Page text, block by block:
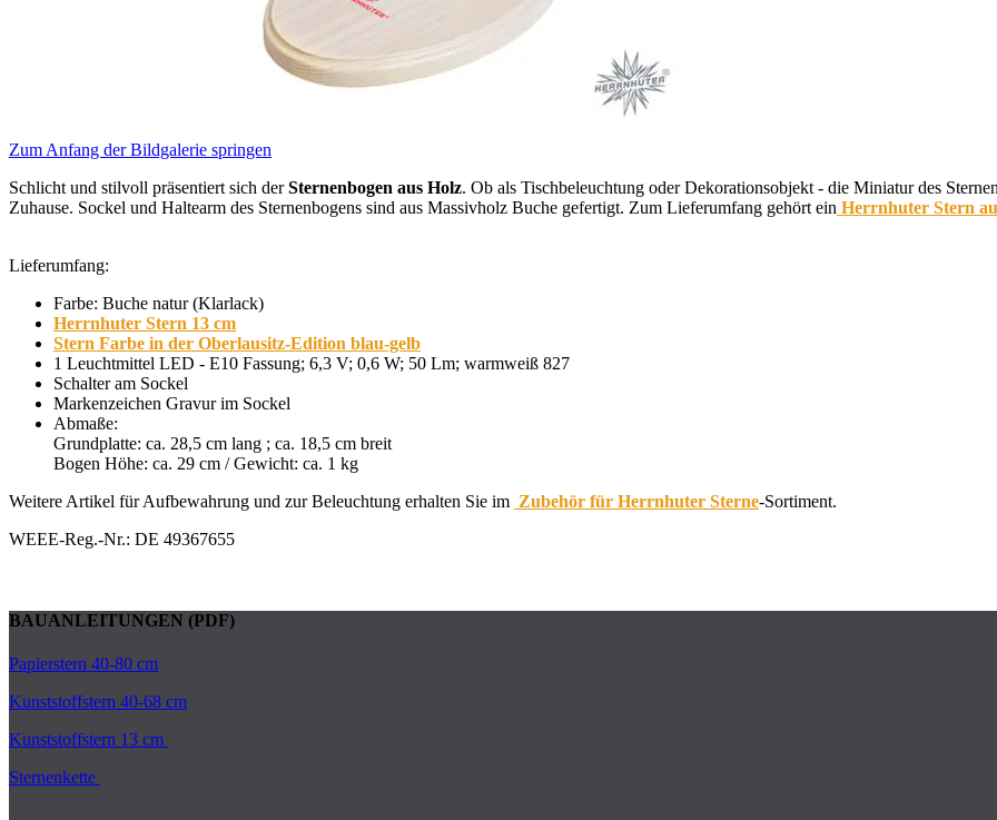
Zum Anfang der Bildgalerie springen
Schlicht und stilvoll präsentiert sich derSternenbogen aus Holz. Ob als Tischbeleuchtung oder Dekorationsobjekt - die Miniatur des
Zuhause. Sockel und Haltearm des Sternenbogens sind aus Massivholz Buche gefertigt. Zum Lieferumfang gehört ein Herrnhuter Stern
Lieferumfang:
Farbe: Buche natur (Klarlack)
Herrnhuter Stern 13 cm
Stern Farbe in der Oberlausitz-Edition blau-gelb
1 Leuchtmittel LED - E10 Fassung; 6,3 V; 0,6 W; 50 Lm; warmweiß 827
Schalter am Sockel
Markenzeichen Gravur im Sockel
Abmaße:
Grundplatte: ca. 28,5 cm lang ; ca. 18,5 cm breit
Bogen Höhe: ca. 29 cm / Gewicht: ca. 1 kg
Weitere Artikel für Aufbewahrung und zur Beleuchtung erhalten Sie im Zubehör für Herrnhuter Sterne-Sortiment.
WEEE-Reg.-Nr.: DE 49367655
BAUANLEITUNGEN (PDF)
Papierstern 40-80 cm
Kunststoffstern 40-68 cm
Kunststoffstern 13 cm
Sternenkette